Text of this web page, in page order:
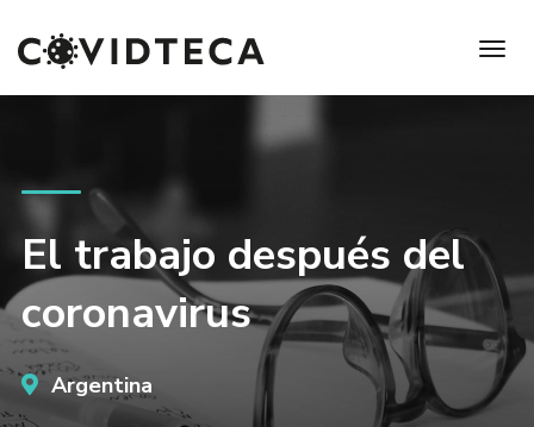
El trabajo después del
coronavirus
Argentina